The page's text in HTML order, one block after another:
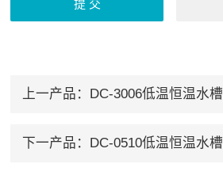
上一产品： DC-3006低温恒温水槽
下一产品： DC-0510低温恒温水槽